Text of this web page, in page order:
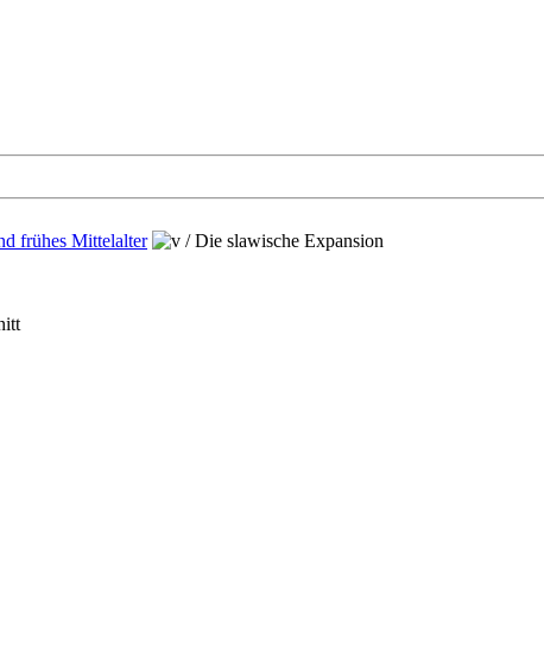
frühes Mittelalter /Die slawische Expansion